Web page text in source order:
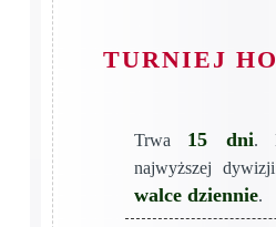
TURNIEJ
Trwa 15 dni.
najwyższej
walce dziennie.